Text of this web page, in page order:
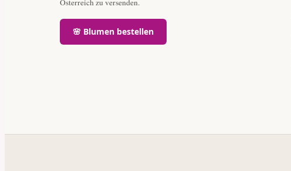
Österreich zu versenden.
🌸 Blumen bestellen